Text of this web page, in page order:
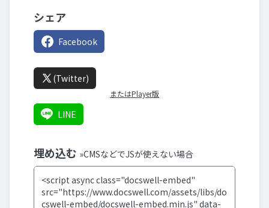
シェア
Facebook
(Twitter)
またはPlayer版
LINE
埋め込む »CMSなどでJSが使えない場合